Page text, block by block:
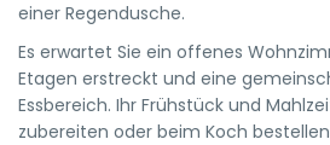
einer Regendusche.
Es erwartet Sie ein offenes
Etagen erstreckt und eine
Essbereich. Ihr Frühstück und
zubereiten oder beim Koch